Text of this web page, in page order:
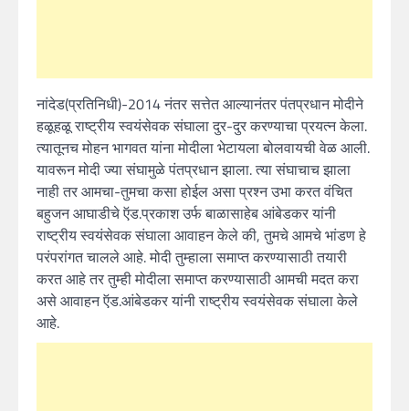
नांदेड(प्रतिनिधी)-2014 नंतर सत्तेत आल्यानंतर पंतप्रधान मोदीने
हळूहळू राष्ट्रीय स्वयंसेवक संघाला दुर-दुर करण्याचा प्रयत्न केला.
त्यातूनच मोहन भागवत यांना मोदीला भेटायला बोलवायची वेळ आली.
यावरून मोदी ज्या संघामुळे पंतप्रधान झाला. त्या संघाचाच झाला
नाही तर आमचा-तुमचा कसा होईल असा प्रश्न उभा करत वंचित
बहुजन आघाडीचे ऍड.प्रकाश उर्फ बाळासाहेब आंबेडकर यांनी
राष्ट्रीय स्वयंसेवक संघाला आवाहन केले की, तुमचे आमचे भांडण हे
परंपरांगत चालले आहे. मोदी तुम्हाला समाप्त करण्यासाठी तयारी
करत आहे तर तुम्ही मोदीला समाप्त करण्यासाठी आमची मदत करा
असे आवाहन ऍड.आंबेडकर यांनी राष्ट्रीय स्वयंसेवक संघाला केले
आहे.